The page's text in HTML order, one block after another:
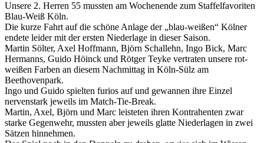
Unsere 2. Herren 55 mussten am Wochenende zum Staffelfavoriten
Blau-Weiß Köln.
Die kurze Fahrt auf die schöne Anlage der „blau-weißen“ Kölner
endete leider mit der ersten Niederlage in dieser Saison.
Martin Sölter, Axel Hoffmann, Björn Schallehn, Ingo Bick, Marc
Hermanns, Guido Höinck und Rötger Teyke vertraten unsere rot-
weißen Farben an diesem Nachmittag in Köln-Sülz am
Beethovenpark.
Ingo und Guido spielten furios auf und gewannen ihre Einzel
nervenstark jeweils im Match-Tie-Break.
Martin, Axel, Björn und Marc leisteten ihren Kontrahenten zwar
starke Gegenwehr, mussten aber jeweils glatte Niederlagen in zwei
Sätzen hinnehmen.